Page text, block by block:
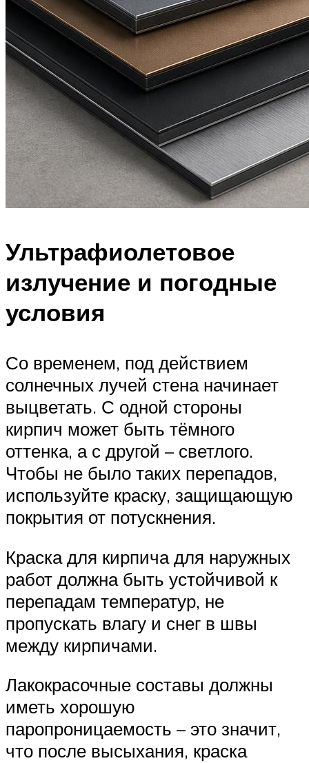
Ультрафиолетовое
излучение и погодные
условия
Со временем, под действием
солнечных лучей стена начинает
выцветать. С одной стороны
кирпич может быть тёмного
оттенка, а с другой – светлого.
Чтобы не было таких перепадов,
используйте краску, защищающую
покрытия от потускнения.
Краска для кирпича для наружных
работ должна быть устойчивой к
перепадам температур, не
пропускать влагу и снег в швы
между кирпичами.
Лакокрасочные составы должны
иметь хорошую
паропроницаемость – это значит,
что после высыхания, краска